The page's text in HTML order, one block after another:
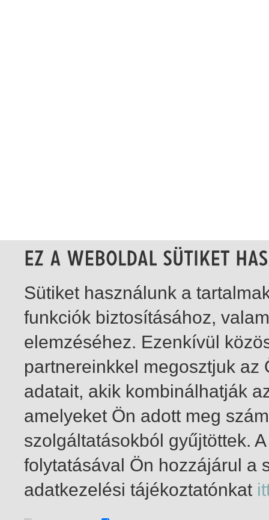
1-6 / insgesamt 6 Treffer
Sütiket használunk a
funkciók biztosításához,
elemzéséhez. Ezenkívül
partnereinkkel megosztjuk
adatait, akik kombinálhatják
amelyeket Ön adott meg
szolgáltatásokból gyűjtöttek.
folytatásával Ön hozzájárul a
adatkezelési tájékoztatónkat